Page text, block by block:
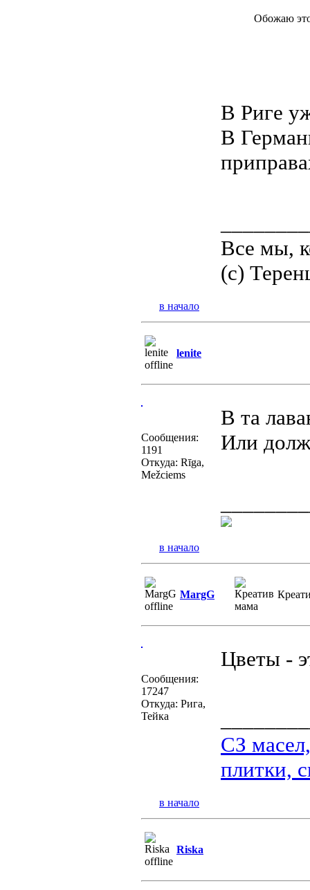
Обожаю
В Риге
В
Все мы,
(c)
в начало
lenite
Сообщения:
1191
Откуда: Rīga,
Mežciems
В та
Или
в начало
MargG
Сообщения:
17247
Откуда: Рига,
Тейка
Цветы -
СЗ
плитки,
в начало
Riska